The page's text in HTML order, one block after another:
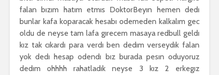
falan bızım hatım etmıs DoktorBeyın hemen dedı
bunlar kafa koparacak hesabı odemeden kalkalım gec
oldu de neyse tam lafa gırecem masaya redbull geldı
kız tak cıkardı para verdı ben dedım verseydık falan
yok dedı hesap odendı bız burada pesın oduyoruz
dedım ohhhh rahatladık neyse 3 kız 2 erkegız